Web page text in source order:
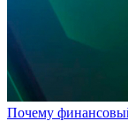
Почему